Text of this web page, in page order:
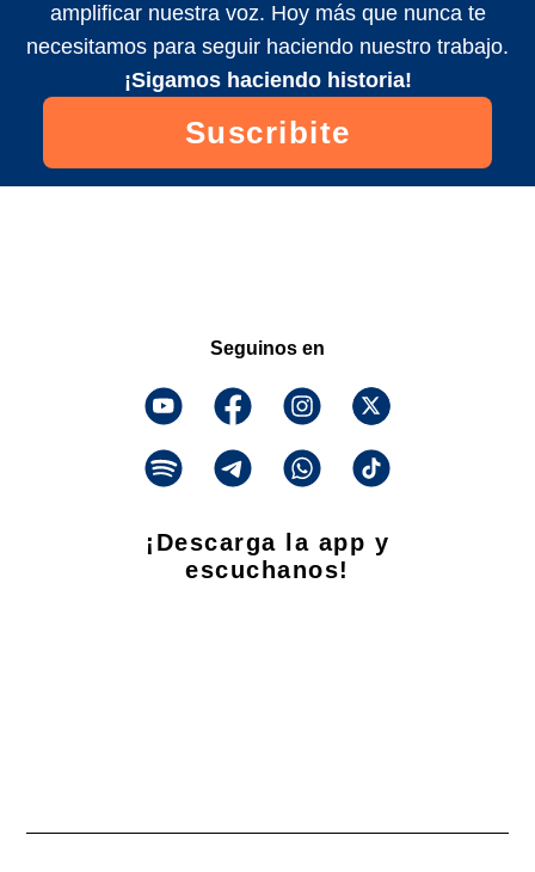
amplificar nuestra voz. Hoy más que nunca te
necesitamos para seguir haciendo nuestro trabajo.
¡Sigamos haciendo historia!
Suscribite
Seguinos en
¡Descarga la app y
escuchanos!